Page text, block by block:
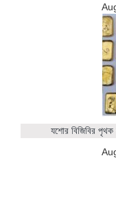
যশোর বিজিবির পৃথক